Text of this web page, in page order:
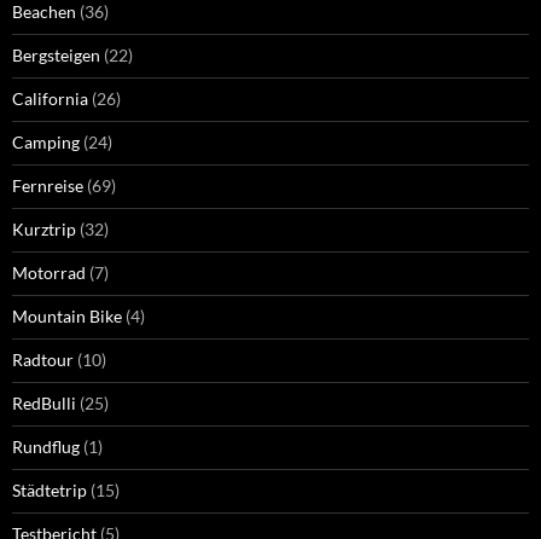
Beachen (36)
Bergsteigen (22)
California (26)
Camping (24)
Fernreise (69)
Kurztrip (32)
Motorrad (7)
Mountain Bike (4)
Radtour (10)
RedBulli (25)
Rundflug (1)
Städtetrip (15)
Testbericht (5)